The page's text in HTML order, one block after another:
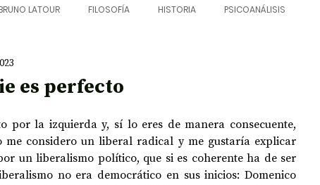
LATOUR FILOSOFÍA HISTORIA PSICOANÁLISIS
AUDIOTEXTO HÍBRIDOS CINE FICCIONES
AFUERISMOS POESÍA ENSAYO
es perfecto
por la izquierda y, sí lo eres de manera consecuente,
me considero un liberal radical y me gustaría explicar
un liberalismo político, que si es coherente ha de ser
no era democrático en sus inicios: Domenico